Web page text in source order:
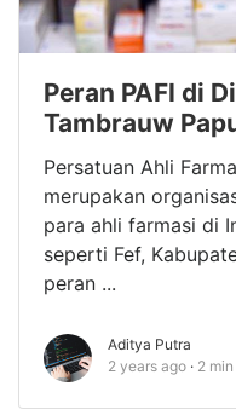
Peran PAFI di
Tambrauw
Persatuan Ahli
merupakan
para ahli farmasi di
seperti Fef,
peran ...
Aditya Putra
2 years ago
2